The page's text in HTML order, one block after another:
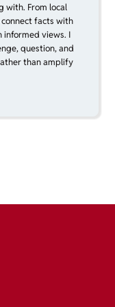
with. From local
facts with
informed views. I
question, and
than amplify